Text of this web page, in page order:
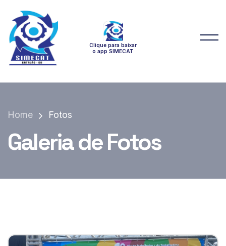
Clique para baixar
o app SIMECAT
Home Fotos
Galeria de Fotos